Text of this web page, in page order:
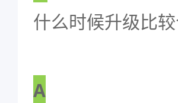
什么时候升级比较
A